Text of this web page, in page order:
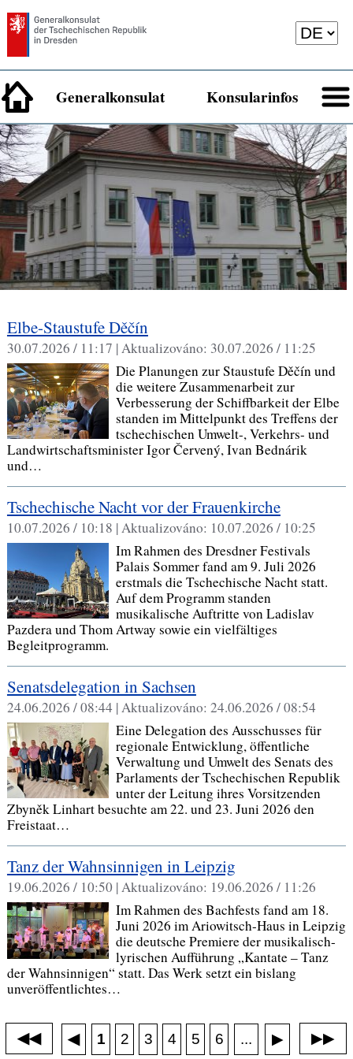
Generalkonsulat Konsularinfos
Elbe-Staustufe Děčín
30.07.2026 / 11:17 |Aktualizováno: 30.07.2026 / 11:25
Die Planungen zur Staustufe Děčín und
die weitere Zusammenarbeit zur
Verbesserung der Schiffbarkeit der Elbe
standen im Mittelpunkt des Treffens der
tschechischen Umwelt-, Verkehrs- und
Landwirtschaftsminister Igor Červený, Ivan Bednárik
und…
Tschechische Nacht vor der Frauenkirche
10.07.2026 / 10:18 |Aktualizováno: 10.07.2026 / 10:25
Im Rahmen des Dresdner Festivals
Palais Sommer fand am 9. Juli 2026
erstmals die Tschechische Nacht statt.
Auf dem Programm standen
musikalische Auftritte von Ladislav
Pazdera und Thom Artway sowie ein vielfältiges
Begleitprogramm.
Senatsdelegation in Sachsen
24.06.2026 / 08:44 |Aktualizováno: 24.06.2026 / 08:54
Eine Delegation des Ausschusses für
regionale Entwicklung, öffentliche
Verwaltung und Umwelt des Senats des
Parlaments der Tschechischen Republik
unter der Leitung ihres Vorsitzenden
Zbyněk Linhart besuchte am 22. und 23. Juni 2026 den
Freistaat…
Tanz der Wahnsinnigen in Leipzig
19.06.2026 / 10:50 |Aktualizováno: 19.06.2026 / 11:26
Im Rahmen des Bachfests fand am 18.
Juni 2026 im Ariowitsch-Haus in Leipzig
die deutsche Premiere der musikalisch-
lyrischen Aufführung „Kantate – Tanz
der Wahnsinnigen“ statt. Das Werk setzt ein bislang
unveröffentlichtes…
◀◀ ◀ 1 2 3 4 5 6 ... ▶ ▶▶